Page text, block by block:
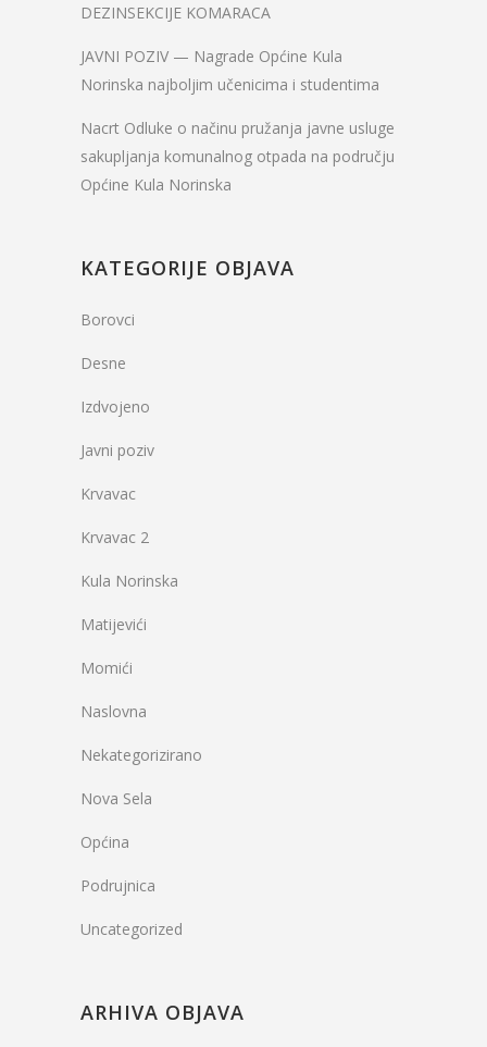
DEZINSEKCIJE KOMARACA
JAVNI POZIV — Nagrade Općine Kula
Norinska najboljim učenicima i studentima
Nacrt Odluke o načinu pružanja javne usluge
sakupljanja komunalnog otpada na području
Općine Kula Norinska
KATEGORIJE OBJAVA
Borovci
Desne
Izdvojeno
Javni poziv
Krvavac
Krvavac 2
Kula Norinska
Matijevići
Momići
Naslovna
Nekategorizirano
Nova Sela
Općina
Podrujnica
Uncategorized
ARHIVA OBJAVA